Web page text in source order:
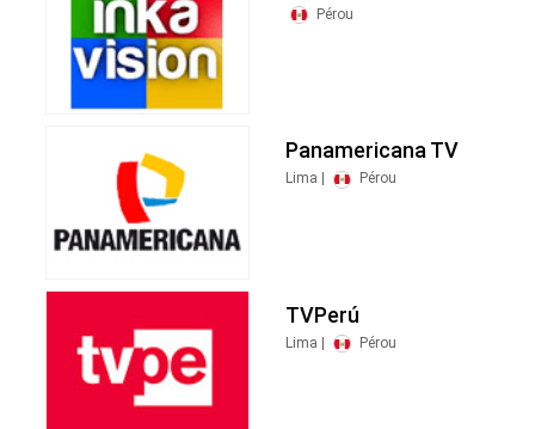
Pérou
Panamericana TV
Lima | Pérou
TVPerú
Lima | Pérou